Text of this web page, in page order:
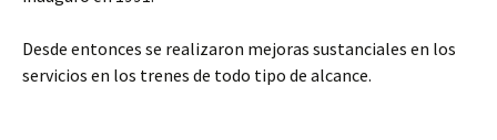
Desde entonces se realizaron mejoras sustanciales en los
servicios en los trenes de todo tipo de alcance.